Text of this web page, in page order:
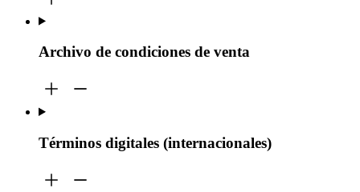
Archivo de condiciones de venta
Términos digitales (internacionales)